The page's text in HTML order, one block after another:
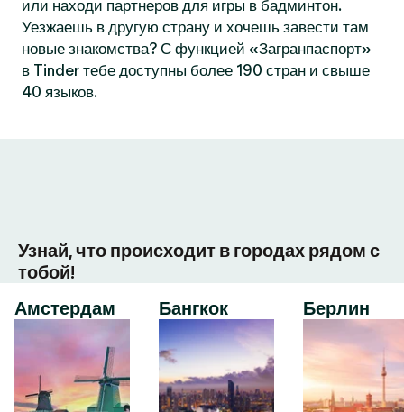
или находи партнеров для игры в бадминтон.
Уезжаешь в другую страну и хочешь завести там
новые знакомства? С функцией «Загранпаспорт»
в Tinder тебе доступны более 190 стран и свыше
40 языков.
Узнай, что происходит в городах рядом с
тобой!
Амстердам
Бангкок Берлин